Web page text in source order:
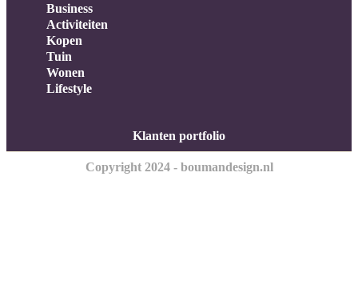
Business
Activiteiten
Kopen
Tuin
Wonen
Lifestyle
Klanten portfolio
Copyright 2024 - boumandesign.nl